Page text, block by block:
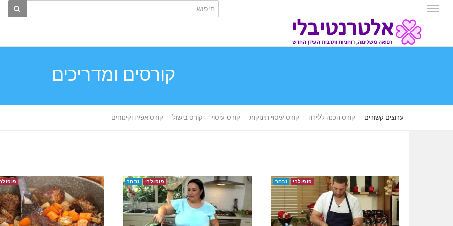
קורסים ומדריכים
ערוצים קשורים קורס הכנה ללידה קורס עיסוי תינוקות קורס עיסוי קורס בישול קורס אפיה וקינוחים
פופולרי נבחר פופולרי נבחר